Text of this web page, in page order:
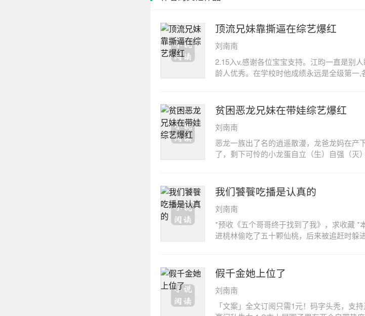
顶流兄妹靠撕逼在综艺爆红
刘南南
2.15入v,感谢各位宝宝支持。江昀一直是别
龄人优秀。在学校时他成绩永远是全级第一
家老来得女的掌上明珠,因此父母极其宝贝这
定会被捧在手心如珠如宝,更何况,她还比哥
都是天才,可只有父母知道这两位冤家祖宗多
斥！待在一块能把父母为难折腾得头大。最
上的另一个我》这档综艺向娱乐圈内有弟弟
昀：谢邀,和小不点不熟,只是综艺搭档。江
[穿书]》当红小花许愿,在拿到自己人生中第
副好牌打烂的恋爱脑女配,穿过来这个节点,
,对其他三位女嘉宾彻头彻尾的碾压。然而
为他们分别是她刚分手的前男友,高中时交
色？？于是毫无恋爱经验的她,在不擅长的恋
三男的暧昧修罗场。可是…她怀疑自己看了
样。曾嫌弃自己做作而提出分手的顶流（前
和兄弟打赌玩弄自己感情的风流豪门霸总
贫困恶龙兄妹在带娃综艺爆红
刘南南
恶龙一族出了名的逍遥散漫，龙爸龙妈在产
了，剩下可怜的小龙蛋自立（生）自强（灭
完的美食，住的地方也极尽奢华，并且收了
经常寄回来的信上是这么说的。 * 陆衡到人
漫，基本干啥啥不行，过着自由自在且贫困
各种奇怪领域都去尝试过，但无一不是咸鱼
娱乐圈，并且毫不意外地成了一名糊得连百
手捧莲花、岁月静好过下去时，妹妹来了...
哥姐姐加加油！》这档真人秀中，村里村气
十碗大米饭的呆萌小枝枝，和她那没出息的
歉，dbq） *强大却沙雕扶不上墙的恶龙一
我们饕餮吃播是认真的
刘南南
*预收《五个哥哥终于找到了我》，求收藏 *
进桃林偷吃了五十颗仙桃，后来被追赶时躲
吐，吃播过程全靠剪辑，年年穿进来的时候
吃？为什么要假吃？ 卤煮煎炸烤蒸熏，焖炒
年年望着那桌心机女配为了‘为难’自己而端
桶、20只蒜香烤生蚝、5盘油焖大虾发呆。
屈辱的泪水从嘴角流了下来。 年年：呜呜
假千金她上位了
刘南南
「文案」全文订阅只需1元！码字头秃，支